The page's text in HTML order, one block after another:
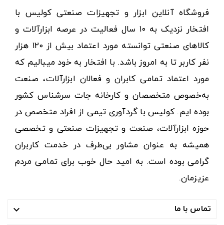
فروشگاه آنلاین ابزار و تجهیزات صنعتی کولیس با
افتخار نزدیک به ۱۰ سال فعالیت در عرصه ابزارآلات و
کالاهای صنعتی توانسته مورد اعتماد بیش از ۱۲۰ هزار
نفر کاربر تا به امروز باشد. با افتخار به خود میبالیم که
مورد اعتماد تمامی کابران و فعالان ابزارآلات، صنعت
به‌خصوص متخصصان و کارخانه جات سرشناس کشور
بوده ایم. کولیس با گردآوری تیمی از افراد متخصص در
حوزه ابزارآلات، صنعت و تجهیزات صنعتی و تخصصی
همیشه به عنوان مشاور بی‌طرف در خدمت کاربران
گرامی بوده است. به امید حال خوب برای تمامی مردم
عزیزمان.
تماس با ما 